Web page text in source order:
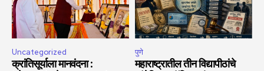
Uncategorized
क्रांतिसूर्याला मानवंदना :
पुणे
महाराष्ट्रातील तीन विद्यापीठांचे